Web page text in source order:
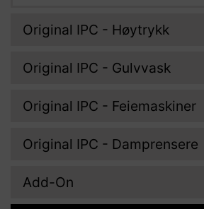
Original IPC - Høytrykk
Original IPC - Gulvvask
Original IPC - Feiemaskiner
Original IPC - Damprensere
Add-On